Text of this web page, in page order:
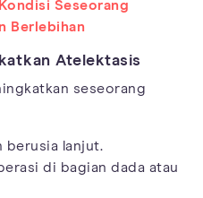
Seseorang
Berlebihan
Atelektasis
seseorang
berusia lanjut.
di bagian dada atau